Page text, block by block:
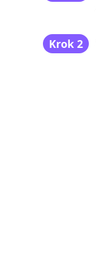
Krok 2